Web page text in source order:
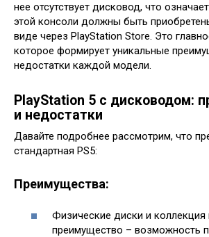
нее отсутствует дисковод, что
этой консоли должны быть
виде через PlayStation Store. Это
которое формирует уникальные
недостатки каждой модели.
PlayStation 5 с дисководом:
и недостатки
Давайте подробнее рассмотрим, что
стандартная PS5:
Преимущества:
Физические диски и коллекция
преимущество – возможность